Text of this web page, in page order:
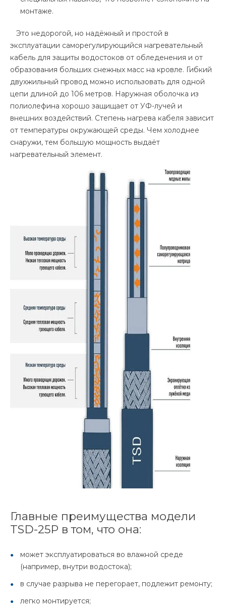
монтаже.
Это недорогой, но надёжный и простой в
эксплуатации саморегулирующийся нагревательный
кабель для защиты водостоков от обледенения и от
образования больших снежных масс на кровле. Гибкий
двухжильный провод можно использовать для одной
цепи длиной до 106 метров. Наружная оболочка из
полиолефина хорошо защищает от УФ-лучей и
внешних воздействий. Степень нагрева кабеля зависит
от температуры окружающей среды. Чем холоднее
снаружи, тем большую мощность выдаёт
нагревательный элемент.
Главные преимущества модели
TSD-25P в том, что она:
может эксплуатироваться во влажной среде
(например, внутри водостока);
в случае разрыва не перегорает, подлежит ремонту;
легко монтируется;